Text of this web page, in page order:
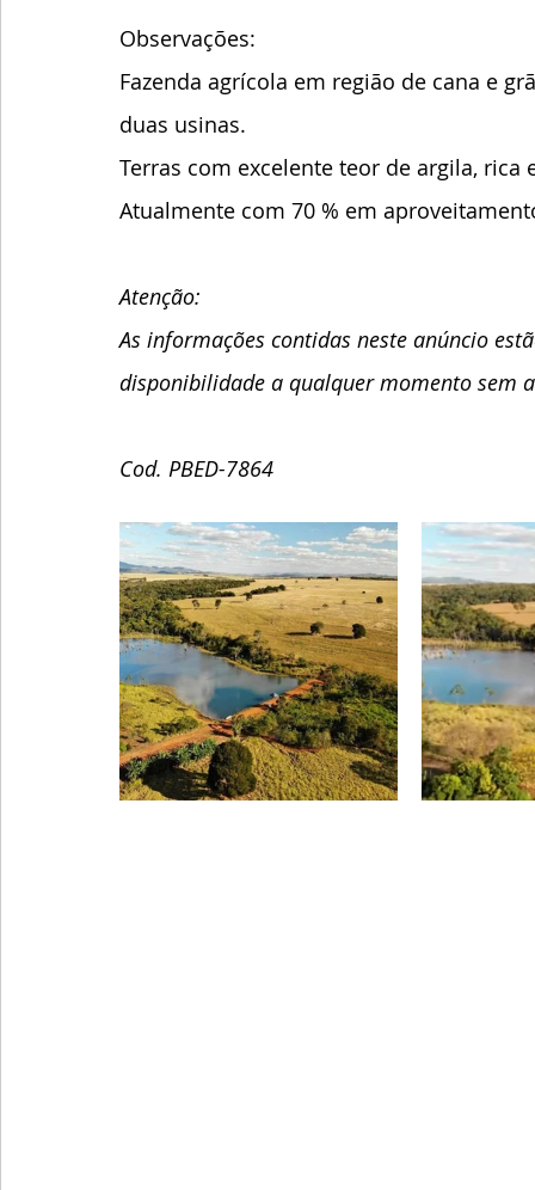
Observações:
Fazenda agrícola em região de cana e
duas usinas.
Terras com excelente teor de argila,
Atualmente com 70 % em
Atenção:
As informações contidas neste anúncio
disponibilidade a qualquer momento sem
Cod. PBED-7864